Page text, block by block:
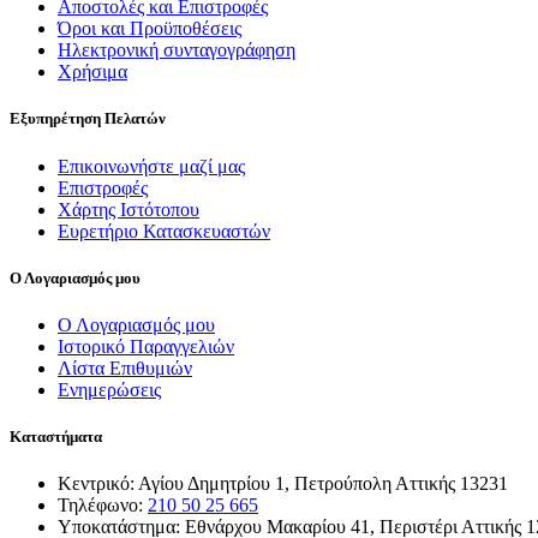
Αποστολές και Επιστροφές
Όροι και Προϋποθέσεις
Ηλεκτρονική συνταγογράφηση
Χρήσιμα
Εξυπηρέτηση Πελατών
Επικοινωνήστε μαζί μας
Επιστροφές
Χάρτης Ιστότοπου
Ευρετήριο Κατασκευαστών
Ο Λογαριασμός μου
Ο Λογαριασμός μου
Ιστορικό Παραγγελιών
Λίστα Επιθυμιών
Ενημερώσεις
Καταστήματα
Κεντρικό: Αγίου Δημητρίου 1, Πετρούπολη Αττικής 13231
Τηλέφωνο: 210 50 25 665
Υποκατάστημα: Εθνάρχου Μακαρίου 41, Περιστέρι Αττικής